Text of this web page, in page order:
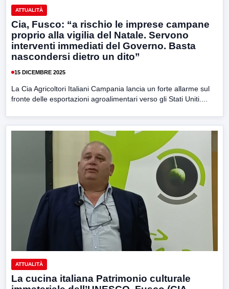
ATTUALITÀ
Cia, Fusco: “a rischio le imprese campane
proprio alla vigilia del Natale. Servono
interventi immediati del Governo. Basta
nascondersi dietro un dito”
15 DICEMBRE 2025
La Cia Agricoltori Italiani Campania lancia un forte allarme sul
fronte delle esportazioni agroalimentari verso gli Stati Uniti....
ATTUALITÀ
La cucina italiana Patrimonio culturale